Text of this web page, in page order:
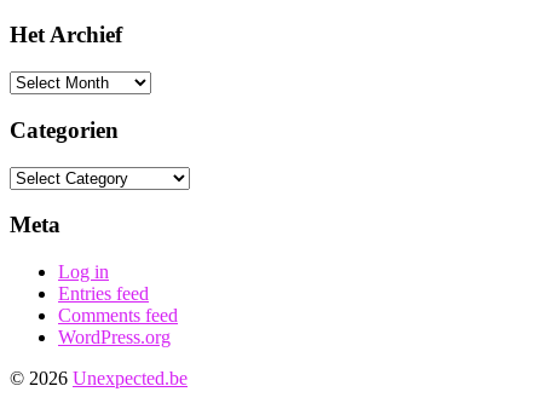
Het Archief
Het
Categorien
Categorien
Meta
Log in
Entries feed
Comments feed
WordPress.org
© 2026 Unexpected.be